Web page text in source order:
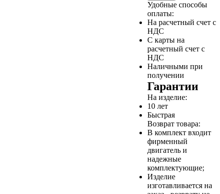
Удобные способы
оплаты:
На расчетный счет с
НДС
С карты на
расчетный счет с
НДС
Наличными при
получении
Гарантии
На изделие:
10 лет
Быстрая
Возврат товара:
В комплект входит
фирменный
двигатель и
надежные
комплектующие;
Изделие
изготавливается на